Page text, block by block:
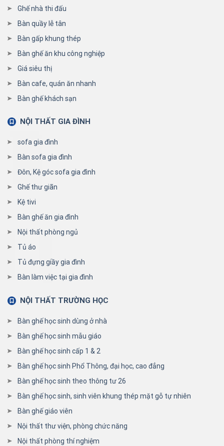
Ghế nhà thi đấu
Bàn quầy lễ tân
Bàn gấp khung thép
Bàn ghế ăn khu công nghiệp
Giá siêu thị
Bàn cafe, quán ăn nhanh
Bàn ghế khách sạn
NỘI THẤT GIA ĐÌNH
sofa gia đình
Bàn sofa gia đình
Đôn, Kệ góc sofa gia đình
Ghế thư giãn
Kệ tivi
Bàn ghế ăn gia đình
Nội thất phòng ngủ
Tủ áo
Tủ đựng giầy gia đình
Bàn làm việc tại gia đình
NỘI THẤT TRƯỜNG HỌC
Bàn ghế học sinh dùng ở nhà
Bàn ghế học sinh mẫu giáo
Bàn ghế học sinh cấp 1 & 2
Bàn ghế học sinh Phổ Thông, đại học, cao đẳng
Bàn ghế học sinh theo thông tư 26
Bàn ghế học sinh, sinh viên khung thép mặt gỗ tự nhiên
Bàn ghế giáo viên
Nội thất thư viện, phòng chức năng
Nội thất phòng thí nghiệm